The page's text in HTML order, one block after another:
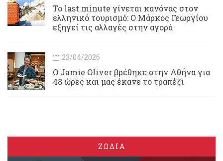
Το last minute γίνεται κανόνας στον
ελληνικό τουρισμό: Ο Μάρκος Γεωργίου
εξηγεί τις αλλαγές στην αγορά
23/04/2026
Ο Jamie Oliver βρέθηκε στην Αθήνα για
48 ώρες και μας έκανε το τραπέζι
ΖΩΔΙΑ